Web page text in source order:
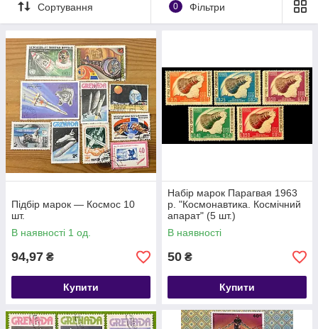
Сортування 0 Фільтри
Підбір марок — Космос 10
шт.
В наявності 1 од.
94,97 ₴
Купити
Набір марок Парагвая 1963
р. "Космонавтика. Космічний
апарат" (5 шт.)
В наявності
50 ₴
Купити